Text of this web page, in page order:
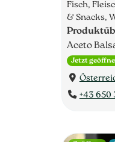
Fisch,
& Snacks,
Aceto
Jetzt
+43 650